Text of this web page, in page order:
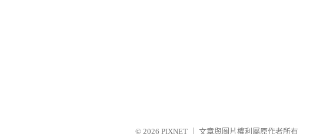
© 2026 PIXNET 文章與圖片權利屬原作者所有